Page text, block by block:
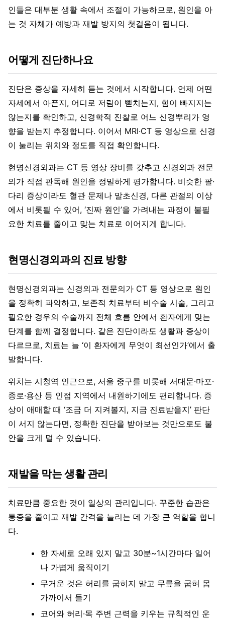
인들은 대부분 생활 속에서 조절이 가능하므로, 원인을 아
는 것 자체가 예방과 재발 방지의 첫걸음이 됩니다.
어떻게 진단하나요
진단은 증상을 자세히 듣는 것에서 시작합니다. 언제 어떤
자세에서 아픈지, 어디로 저림이 뻗치는지, 힘이 빠지지는
않는지를 확인하고, 신경학적 진찰로 어느 신경뿌리가 영
향을 받는지 추정합니다. 이어서 MRI·CT 등 영상으로 신경
이 눌리는 위치와 정도를 직접 확인합니다.
현명신경외과는 CT 등 영상 장비를 갖추고 신경외과 전문
의가 직접 판독해 원인을 정밀하게 평가합니다. 비슷한 팔·
다리 증상이라도 혈관 문제나 말초신경, 다른 관절의 이상
에서 비롯될 수 있어, ‘진짜 원인’을 가려내는 과정이 불필
요한 치료를 줄이고 맞는 치료로 이어지게 합니다.
현명신경외과의 진료 방향
현명신경외과는 신경외과 전문의가 CT 등 영상으로 원인
을 정확히 파악하고, 보존적 치료부터 비수술 시술, 그리고
필요한 경우의 수술까지 전체 흐름 안에서 환자에게 맞는
단계를 함께 결정합니다. 같은 진단이라도 생활과 증상이
다르므로, 치료는 늘 ‘이 환자에게 무엇이 최선인가’에서 출
발합니다.
위치는 시청역 인근으로, 서울 중구를 비롯해 서대문·마포·
종로·용산 등 인접 지역에서 내원하기에도 편리합니다. 증
상이 애매할 때 ‘조금 더 지켜볼지, 지금 진료받을지’ 판단
이 서지 않는다면, 정확한 진단을 받아보는 것만으로도 불
안을 크게 덜 수 있습니다.
재발을 막는 생활 관리
치료만큼 중요한 것이 일상의 관리입니다. 꾸준한 습관은
통증을 줄이고 재발 간격을 늘리는 데 가장 큰 역할을 합니
다.
한 자세로 오래 있지 말고 30분~1시간마다 일어
나 가볍게 움직이기
무거운 것은 허리를 굽히지 말고 무릎을 굽혀 몸
가까이서 들기
코어와 허리·목 주변 근력을 키우는 규칙적인 운